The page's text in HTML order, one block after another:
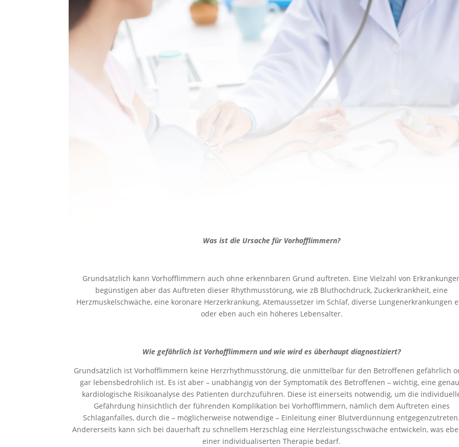
Was ist die Ursache für Vorhofflimmern?
Grundsätzlich kann Vorhofflimmern auch ohne erkennbaren Grund auftreten. Eine Vielzahl von
begünstigen aber das Auftreten dieser Rhythmusstörung, wie zB Bluthochdruck, Zuckerkrankheit, eine
Herzmuskelschwäche, eine koronare Herzerkrankung, Atemaussetzer im Schlaf, diverse Lungenerkrankungen
oder eben auch ein höheres Lebensalter.
Wie gefährlich ist Vorhofflimmern und wie wird es überhaupt diagnostiziert?
Grundsätzlich ist Vorhofflimmern keine Herzrhythmusstörung, die unmittelbar für den Betroffenen gefährlich
gar lebensbedrohlich ist. Es ist aber – unabhängig von der Symptomatik des Betroffenen – wichtig, eine
kardiologische Risikoanalyse des Patienten durchzuführen. Diese ist einerseits notwendig, um die
Gefährdung hinsichtlich der führenden Komplikation bei Vorhofflimmern, nämlich dem Auftreten eines
Schlaganfalles, durch die – möglicherweise notwendige – Einleitung einer Blutverdünnung
Andererseits kann sich bei dauerhaft zu schnellem Herzschlag eine Herzleistungsschwäche entwickeln, was
einer individualiserten Therapie bedarf.